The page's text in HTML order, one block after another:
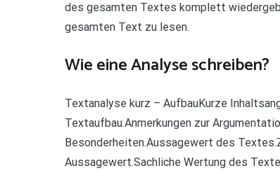
des gesamten Textes komplett
gesamten Text zu lesen.
Wie eine Analyse schreiben?
Textanalyse kurz – AufbauKurze
Textaufbau.Anmerkungen zur
Besonderheiten.Aussagewert des
Aussagewert.Sachliche Wertung des